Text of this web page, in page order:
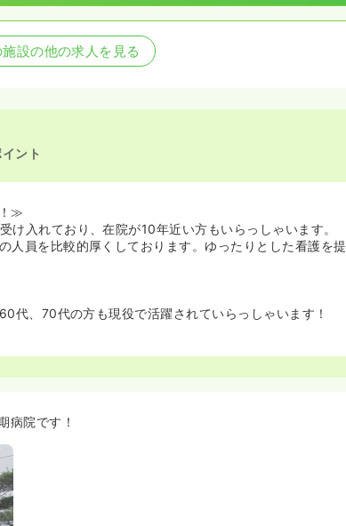
施設の他の求人を見る
ント
≫
入れており、在院が10年近い方もいらっしゃいます。
員を比較的厚くしております。ゆったりとした看護を提
代、70代の方も現役で活躍されていらっしゃいます！
病院です！